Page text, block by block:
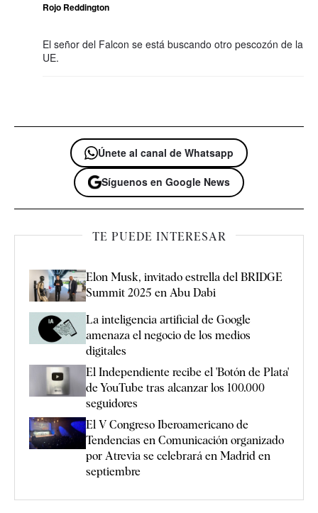
Rojo Reddington
El señor del Falcon se está buscando otro pescozón de la
UE.
Únete al canal de Whatsapp
Síguenos en Google News
TE PUEDE INTERESAR
Elon Musk, invitado estrella del BRIDGE
Summit 2025 en Abu Dabi
La inteligencia artificial de Google
amenaza el negocio de los medios
digitales
El Independiente recibe el 'Botón de Plata'
de YouTube tras alcanzar los 100.000
seguidores
El V Congreso Iberoamericano de
Tendencias en Comunicación organizado
por Atrevia se celebrará en Madrid en
septiembre